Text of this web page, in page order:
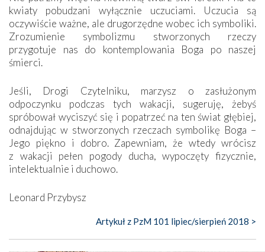
kwiaty pobudzani wyłącznie uczuciami. Uczucia są
oczywiście ważne, ale drugorzędne wobec ich symboliki.
Zrozumienie symbolizmu stworzonych rzeczy
przygotuje nas do kontemplowania Boga po naszej
śmierci.
Jeśli, Drogi Czytelniku, marzysz o zasłużonym
odpoczynku podczas tych wakacji, sugeruję, żebyś
spróbował wyciszyć się i popatrzeć na ten świat głębiej,
odnajdując w stworzonych rzeczach symbolikę Boga –
Jego piękno i dobro. Zapewniam, że wtedy wrócisz
z wakacji pełen pogody ducha, wypoczęty fizycznie,
intelektualnie i duchowo.
Leonard Przybysz
Artykuł z PzM 101 lipiec/sierpień 2018 >